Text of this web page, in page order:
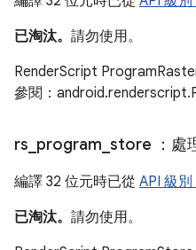
已淘汰。 請勿使用。
RenderScript
參閱：
rs program store ：
編譯 32 位元時已從 API 級
已淘汰。 請勿使用。